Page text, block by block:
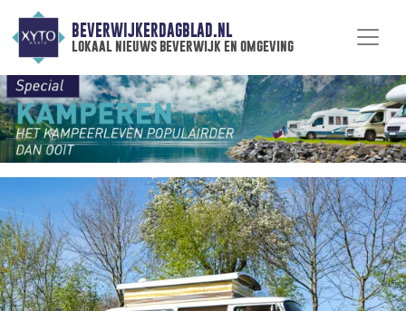
BEVERWIJKERDAGBLAD.NL
lokaal nieuws beverwijk en omgeving